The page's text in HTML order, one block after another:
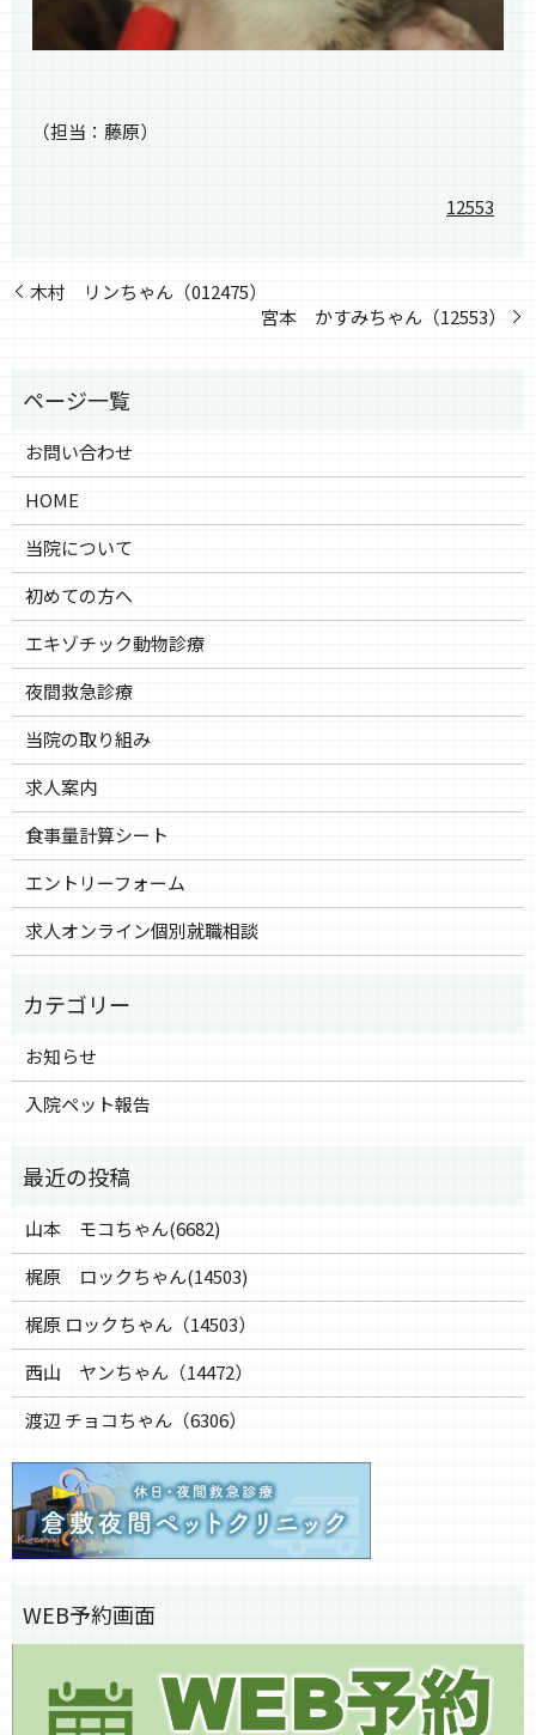
（担当：藤原）
12553
木村 リンちゃん（012475）
宮本 かすみちゃん（12553）
お問い合わせ
HOME
当院について
初めての方へ
エキゾチック動物診療
夜間救急診療
当院の取り組み
求人案内
食事量計算シート
エントリーフォーム
求人オンライン個別就職相談
お知らせ
入院ペット報告
山本 モコちゃん(6682)
梶原 ロックちゃん(14503)
梶原 ロックちゃん（14503）
西山 ヤンちゃん（14472）
渡辺 チョコちゃん（6306）